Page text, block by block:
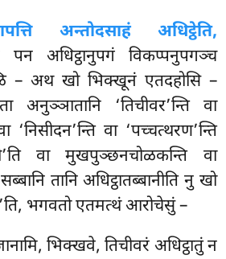
अन्तोदसाहं अधिट्ठेति,
अधिट्ठानुपगं विकप्पनुपगञ्च
– अथ खो भिक्खूनं एतदहोसि –
अनुञ्ञातानि ‘तिचीवर’न्ति वा
‘निसीदन’न्ति वा ‘पच्चत्थरण’न्ति
वा मुखपुञ्छनचोळकन्ति वा
तानि अधिट्ठातब्बानीति नु खो
भगवतो एतमत्थं आरोचेसुं –
भिक्खवे, तिचीवरं अधिट्ठातुं न